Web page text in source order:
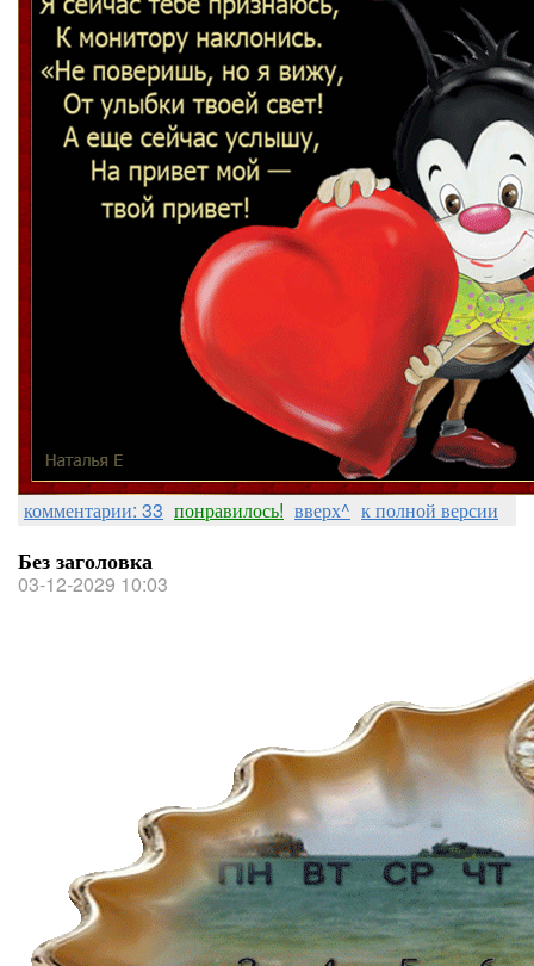
комментарии: 33 понравилось! вверх^ к полной версии
Без заголовка
03-12-2029 10:03